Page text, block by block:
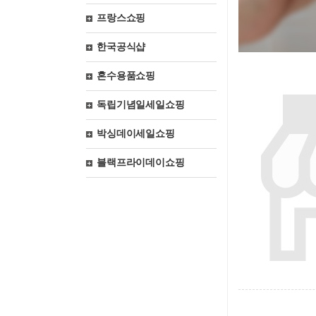
프랑스쇼핑
한국공식샵
혼수용품쇼핑
독립기념일세일쇼핑
박싱데이세일쇼핑
블랙프라이데이쇼핑